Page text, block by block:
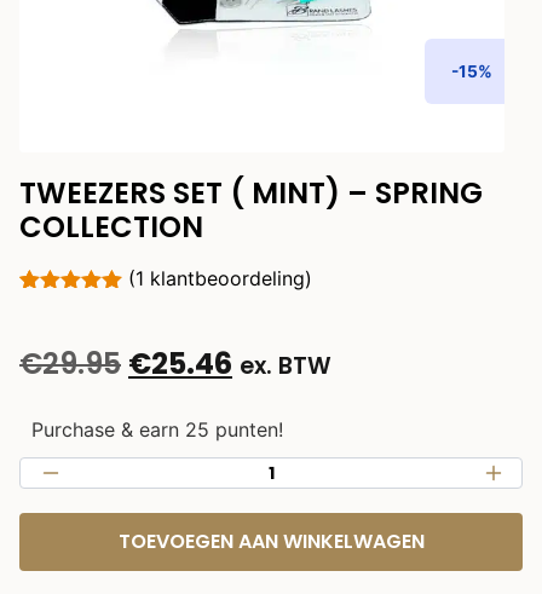
-15%
TWEEZERS SET ( MINT) – SPRING
COLLECTION
op
klantbeoordeling
(1 klantbeoordeling)
€29.95 €25.46 ex. BTW
Purchase & earn 25 punten!
TOEVOEGEN AAN WINKELWAGEN